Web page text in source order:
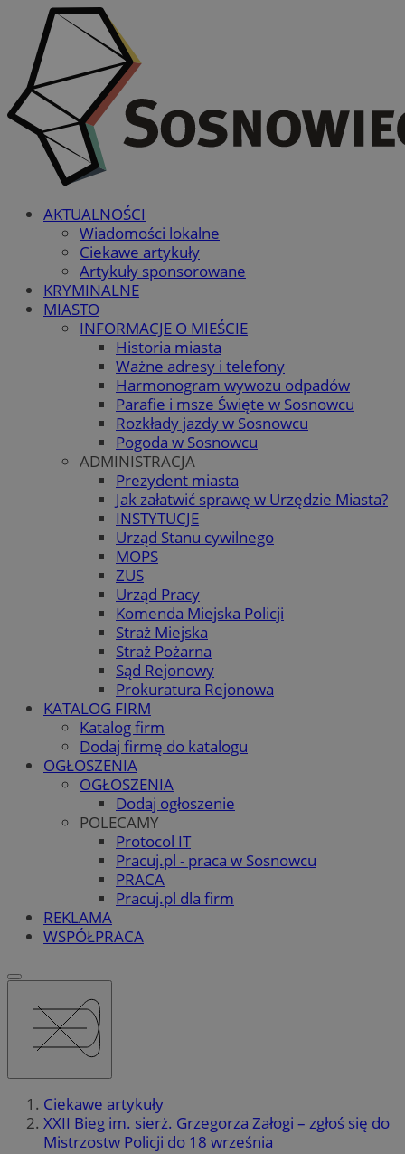
AKTUALNOŚCI
Wiadomości lokalne
Ciekawe artykuły
Artykuły sponsorowane
KRYMINALNE
MIASTO
INFORMACJE O MIEŚCIE
Historia miasta
Ważne adresy i telefony
Harmonogram wywozu odpadów
Parafie i msze Święte w Sosnowcu
Rozkłady jazdy w Sosnowcu
Pogoda w Sosnowcu
ADMINISTRACJA
Prezydent miasta
Jak załatwić sprawę w Urzędzie Miasta?
INSTYTUCJE
Urząd Stanu cywilnego
MOPS
ZUS
Urząd Pracy
Komenda Miejska Policji
Straż Miejska
Straż Pożarna
Sąd Rejonowy
Prokuratura Rejonowa
KATALOG FIRM
Katalog firm
Dodaj firmę do katalogu
OGŁOSZENIA
OGŁOSZENIA
Dodaj ogłoszenie
POLECAMY
Protocol IT
Pracuj.pl - praca w Sosnowcu
PRACA
Pracuj.pl dla firm
REKLAMA
WSPÓŁPRACA
Ciekawe artykuły
XXII Bieg im. sierż. Grzegorza Załogi – zgłoś się do
Mistrzostw Policji do 18 września